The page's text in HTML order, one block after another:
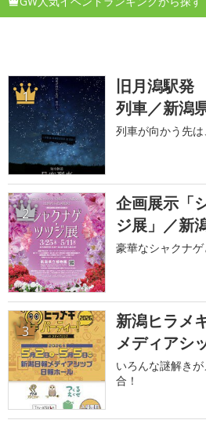
1
旧月潟駅
列車／新潟
列車が向かう先は
2
企画展示「
ジ展」／新
豪華なシャクナ
3
新潟ヒラメ
メディアシ
いろんな謎解き
合！